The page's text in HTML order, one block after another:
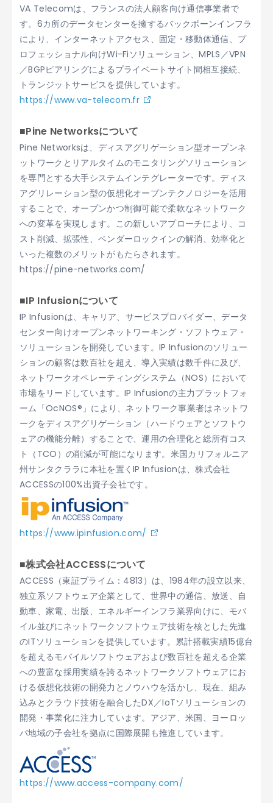
VA Telecomは、フランスの法人顧客向け通信事業者で
す。6カ所のデータセンターを擁するバックボーンインフラ
により、インターネットアクセス、固定・移動体通信、プ
ロフェッショナル向けWi-Fiソリューション、MPLS／VPN
／BGPピアリングによるプライベートサイト間相互接続、
トランジットサービスを提供しています。
https://www.va-telecom.fr
■Pine Networksについて
Pine Networksは、ディスアグリゲーション型オープンネ
ットワークとリアルタイムのモニタリングソリューション
を専門とする大手システムインテグレーターです。ディス
アグリレーション型の仮想化オープンテクノロジーを活用
することで、オープンかつ制御可能で柔軟なネットワーク
への変革を実現します。この新しいアプローチにより、コ
スト削減、拡張性、ベンダーロックインの解消、効率化と
いった複数のメリットがもたらされます。
https://pine-networks.com/
■IP Infusionについて
IP Infusionは、キャリア、サービスプロバイダー、データ
センター向けオープンネットワーキング・ソフトウェア・
ソリューションを開発しています。IP Infusionのソリュー
ションの顧客は数百社を超え、導入実績は数千件に及び、
ネットワークオペレーティングシステム（NOS）において
市場をリードしています。IP Infusionの主力プラットフォ
ーム「OcNOS®」により、ネットワーク事業者はネットワ
ークをディスアグリゲーション（ハードウェアとソフトウ
ェアの機能分離）することで、運用の合理化と総所有コス
ト（TCO）の削減が可能になります。米国カリフォルニア
州サンタクララに本社を置くIP Infusionは、株式会社
ACCESSの100%出資子会社です。
https://www.ipinfusion.com/
■株式会社ACCESSについて
ACCESS（東証プライム：4813）は、1984年の設立以来、
独立系ソフトウェア企業として、世界中の通信、放送、自
動車、家電、出版、エネルギーインフラ業界向けに、モバ
イル並びにネットワークソフトウェア技術を核とした先進
のITソリューションを提供しています。累計搭載実績15億台
を超えるモバイルソフトウェアおよび数百社を超える企業
への豊富な採用実績を誇るネットワークソフトウェアにお
ける仮想化技術の開発力とノウハウを活かし、現在、組み
込みとクラウド技術を融合したDX／IoTソリューションの
開発・事業化に注力しています。アジア、米国、ヨーロッ
パ地域の子会社を拠点に国際展開も推進しています。
https://www.access-company.com/